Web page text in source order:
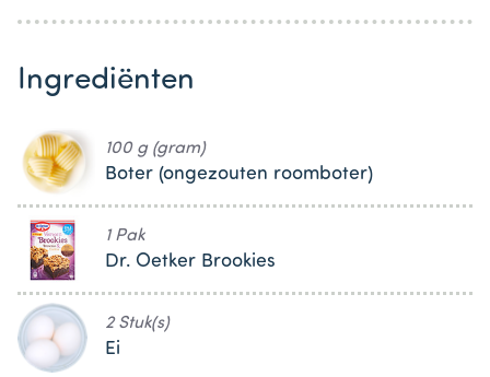
Ingrediënten
100 g (gram)
Boter (ongezouten roomboter)
1 Pak
Dr. Oetker Brookies
2 Stuk(s)
Ei